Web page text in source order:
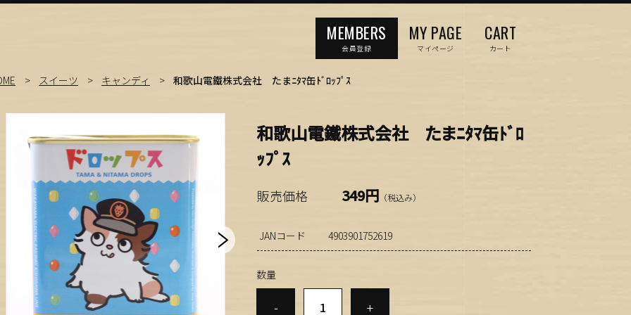
MEMBERS
会員登録
MY PAGE
マイページ
CART
カート
スイーツ キャンディ 和歌山電鐵株式会社 たまﾆﾀﾏ缶ﾄﾞﾛｯﾌﾟｽ
和歌山電鐵株式会社 たまﾆﾀﾏ缶ﾄﾞﾛ
ｯﾌﾟｽ
販売価格 349円 （税込み）
JANコード 4903901752619
数量
- +